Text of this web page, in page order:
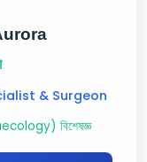
& Surgeon
বিশেষজ্ঞ